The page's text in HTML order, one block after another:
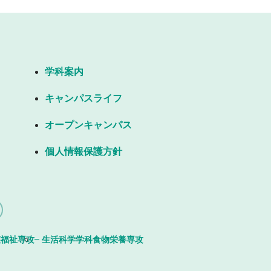
学科案内
キャンパスライフ
オープンキャンパス
個人情報保護方針
祉専攻 生活科学学科食物栄養専攻